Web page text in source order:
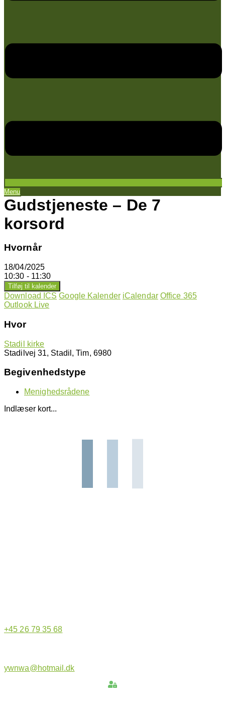
Menu
Gudstjeneste – De 7
korsord
Hvornår
18/04/2025
10:30 - 11:30
Tilføj til kalender
Download ICS Google Kalender iCalendar Office 365
Outlook Live
Hvor
Stadil kirke
Stadilvej 31, Stadil, Tim, 6980
Begivenhedstype
Menighedsrådene
Indlæser kort...
+45 26 79 35 68
ywnwa@hotmail.dk